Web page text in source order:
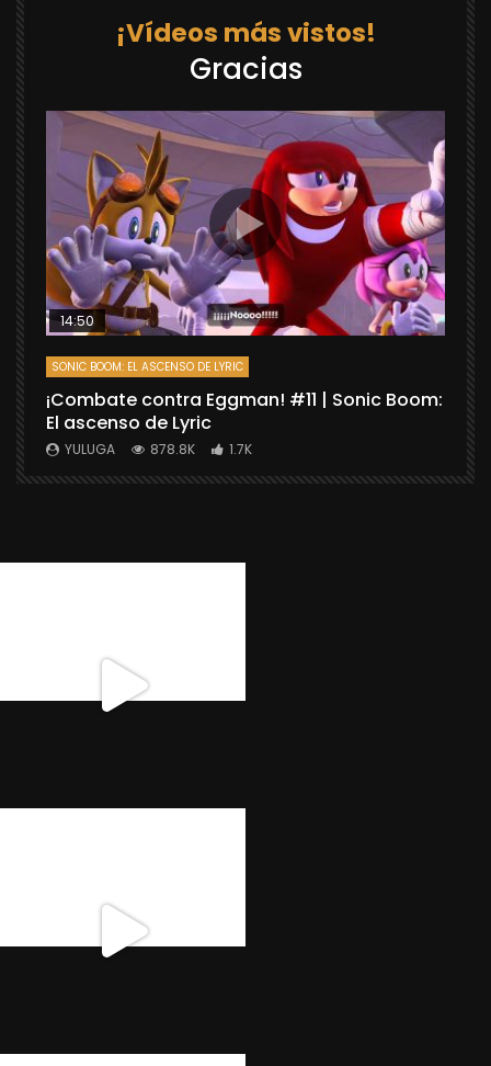
¡Vídeos más vistos!
Gracias
14:50
SONIC BOOM: EL ASCENSO DE LYRIC
¡Combate contra Eggman! #11 | Sonic Boom:
El ascenso de Lyric
YULUGA 878.8K 1.7K